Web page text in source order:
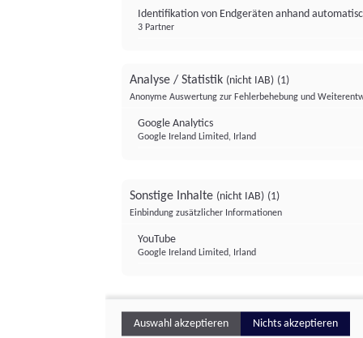
Identifikation von Endgeräten anhand
3 Partner
Analyse / Statistik (nicht IAB) (1)
Anonyme Auswertung zur Fehlerbehebung und
Google Analytics
Google Ireland Limited, Irland
Sonstige Inhalte (nicht IAB) (1)
Einbindung zusätzlicher Informationen
YouTube
Google Ireland Limited, Irland
Auswahl akzeptieren Nichts akzeptieren